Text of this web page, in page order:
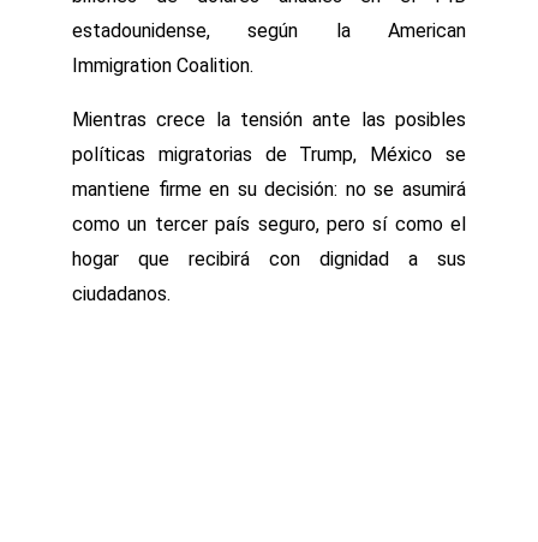
estadounidense, según la American
Immigration Coalition.
Mientras crece la tensión ante las posibles
políticas migratorias de Trump, México se
mantiene firme en su decisión: no se asumirá
como un tercer país seguro, pero sí como el
hogar que recibirá con dignidad a sus
ciudadanos.